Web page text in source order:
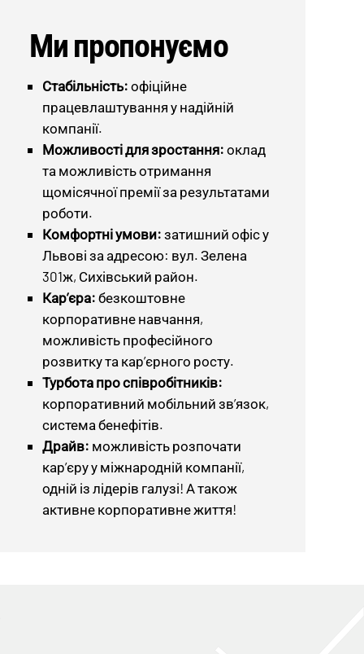
Ми пропонуємо
Стабільність: офіційне
працевлаштування у надійній
компанії.
Можливості для зростання: оклад
та можливість отримання
щомісячної премії за результатами
роботи.
Комфортні умови: затишний офіс у
Львові за адресою: вул. Зелена
301ж, Сихівський район.
Кар’єра: безкоштовне
корпоративне навчання,
можливість професійного
розвитку та кар’єрного росту.
Турбота про співробітників:
корпоративний мобільний зв’язок,
система бенефітів.
Драйв: можливість розпочати
кар’єру у міжнародній компанії,
одній із лідерів галузі! А також
активне корпоративне життя!